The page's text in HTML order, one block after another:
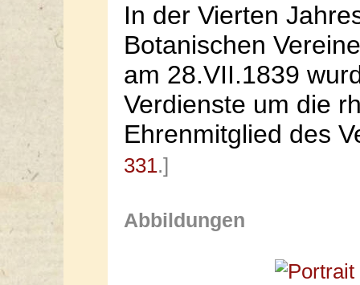
In der Vierten
Botanischen
am 28.VII.1839
Verdienste um die
Ehrenmitglied des
331.]
Abbildungen